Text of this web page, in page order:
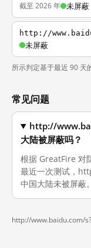
截至 2026 年 未屏蔽
http://
未屏蔽
所示判定基于最近 90 天
常见问题
http://
大陆被屏蔽吗？
根据 GreatFire 对
最近一次测试，
中国大陆未被屏蔽。
http://www.baidu.com/